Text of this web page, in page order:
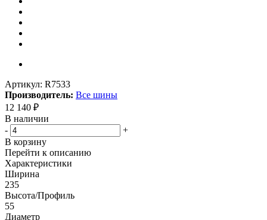
Артикул: R7533
Производитель: Все шины
12 140 ₽
В наличии
-
+
В корзину
Перейти к описанию
Характеристики
Ширина
235
Высота/Профиль
55
Диаметр